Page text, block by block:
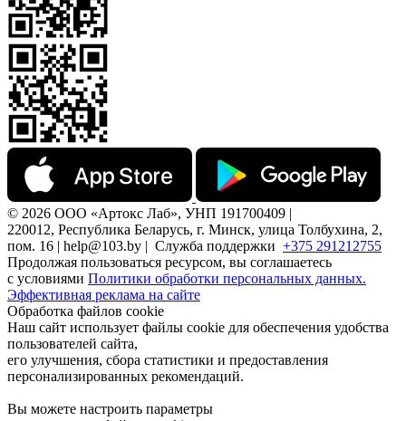
© 2026 ООО «Артокс Лаб», УНП 191700409 |
220012, Республика Беларусь, г. Минск, улица Толбухина, 2,
пом. 16 | help@103.by | Служба поддержки +375 291212755
Продолжая пользоваться ресурсом, вы соглашаетесь
с условиями Политики обработки персональных данных.
Эффективная реклама на сайте
Обработка файлов cookie
Наш сайт использует файлы cookie для обеспечения удобства
пользователей сайта,
его улучшения, сбора статистики и предоставления
персонализированных рекомендаций.
Вы можете настроить параметры